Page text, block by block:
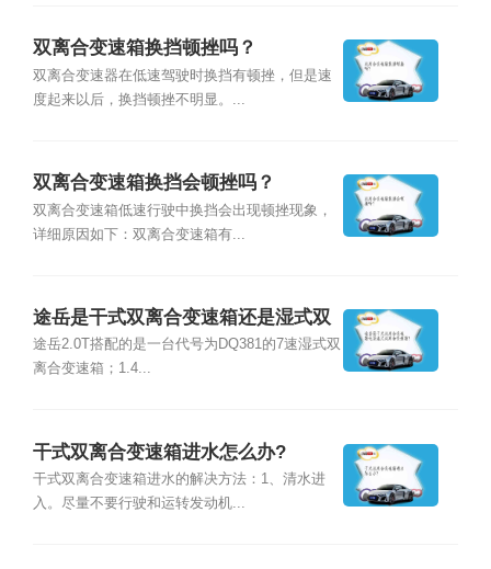
双离合变速箱换挡顿挫吗？
双离合变速器在低速驾驶时换挡有顿挫，但是速
度起来以后，换挡顿挫不明显。...
双离合变速箱换挡会顿挫吗？
双离合变速箱低速行驶中换挡会出现顿挫现象，
详细原因如下：双离合变速箱有...
途岳是干式双离合变速箱还是湿式双
离合变速箱？
途岳2.0T搭配的是一台代号为DQ381的7速湿式双
离合变速箱；1.4...
干式双离合变速箱进水怎么办?
干式双离合变速箱进水的解决方法：1、清水进
入。尽量不要行驶和运转发动机...